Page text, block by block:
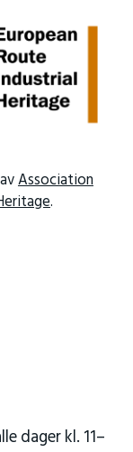
Association
.
dager kl. 11–